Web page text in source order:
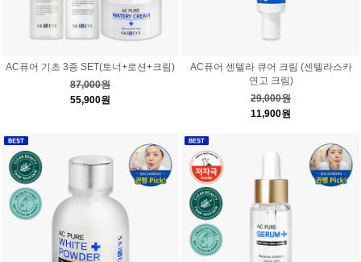
AC퓨어 기초 3종 SET(토너+로션+크림)
87,000원
55,900원
AC퓨어 센텔라 큐어 크림 (센텔라스카
연고 크림)
29,000원
11,900원